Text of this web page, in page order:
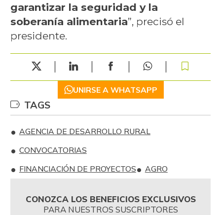
garantizar la seguridad y la
soberanía alimentaria”, precisó el
presidente.
UNIRSE A WHATSAPP
TAGS
AGENCIA DE DESARROLLO RURAL
CONVOCATORIAS
FINANCIACIÓN DE PROYECTOS
AGRO
CONOZCA LOS BENEFICIOS EXCLUSIVOS
PARA NUESTROS SUSCRIPTORES